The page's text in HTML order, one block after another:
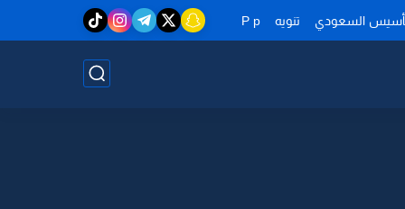
السعودي تنويه P p